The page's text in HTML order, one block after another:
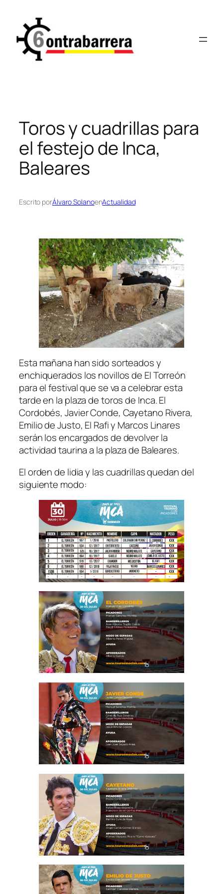
contenido
Toros y cuadrillas para
el festejo de Inca,
Baleares
Escrito porÁlvaro SolanoenActualidad
Esta mañana han sido sorteados y
enchiquerados los novillos de El Torreón
para el festival que se va a celebrar esta
tarde en la plaza de toros de Inca. El
Cordobés, Javier Conde, Cayetano Rivera,
Emilio de Justo, El Rafi y Marcos Linares
serán los encargados de devolver la
actividad taurina a la plaza de Baleares.
El orden de lidia y las cuadrillas quedan del
siguiente modo: